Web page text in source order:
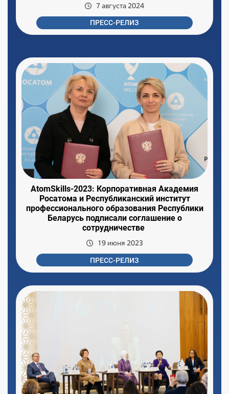
7 августа 2024
ПРЕСС-РЕЛИЗ
AtomSkills-2023: Корпоративная Академия
Росатома и Республиканский институт
профессионального образования Республики
Беларусь подписали соглашение о
сотрудничестве
19 июня 2023
ПРЕСС-РЕЛИЗ